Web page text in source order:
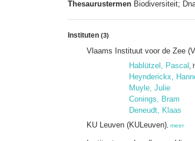
Thesaurustermen Biodiversiteit;
Instituten (3)
Vlaams Instituut voor de Zee
Hablützel, Pascal
Heynderickx,
Muyle, Julie
Conings, Bram
Deneudt, Klaas
KU Leuven (KULeuven) meer